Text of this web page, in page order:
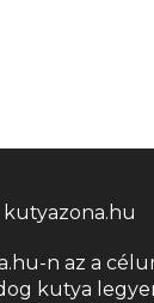
n az a
kutya